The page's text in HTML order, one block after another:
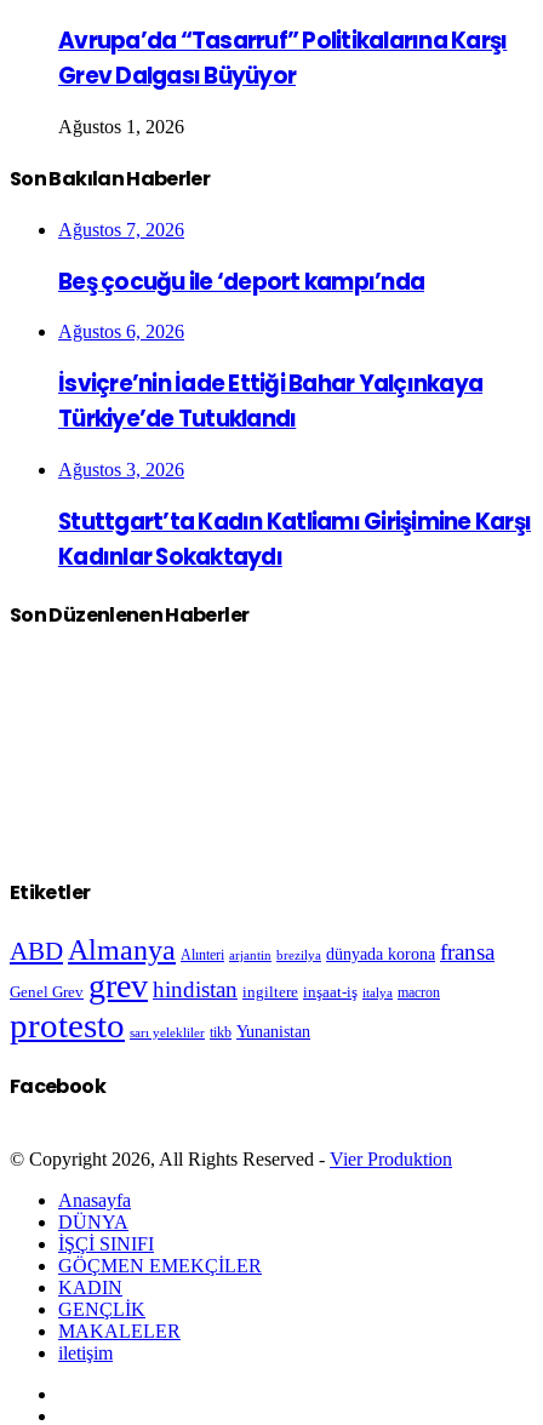
Avrupa’da “Tasarruf” Politikalarına Karşı
Grev Dalgası Büyüyor
Ağustos 1, 2026
Son Bakılan Haberler
Ağustos 7, 2026
Beş çocuğu ile ‘deport kampı’nda
Ağustos 6, 2026
İsviçre’nin İade Ettiği Bahar Yalçınkaya
Türkiye’de Tutuklandı
Ağustos 3, 2026
Stuttgart’ta Kadın Katliamı Girişimine Karşı
Kadınlar Sokaktaydı
Son Düzenlenen Haberler
Etiketler
ABD Almanya Alınteri arjantin brezilya dünyada korona fransa
Genel Grev grevhindistan ingiltere inşaat-iş italya macron
protesto sarı yelekliler tikb Yunanistan
Facebook
© Copyright 2026, All Rights Reserved - Vier Produktion
Anasayfa
DÜNYA
İŞÇİ SINIFI
GÖÇMEN EMEKÇİLER
KADIN
GENÇLİK
MAKALELER
iletişim